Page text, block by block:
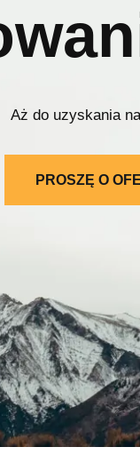
Aż do uzyskania
PROSZĘ O